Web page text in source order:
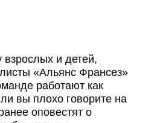
и детей,
«Альянс Франсез»
работают как
вы плохо говорите на
оповестят о